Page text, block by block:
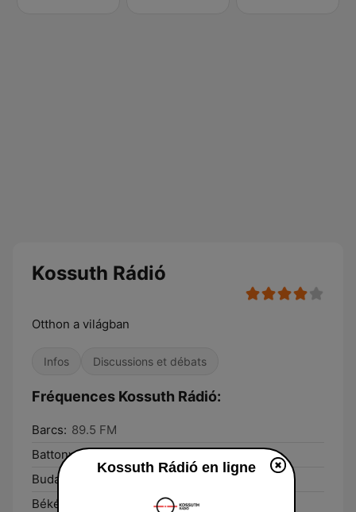
Kossuth Rádió
Otthon a világban
Infos Discussions et débats
Fréquences Kossuth Rádió:
Barcs: 89.5 FM
Battonya: 105.4 FM
Budapest:
Békéscsaba:
Kossuth Rádió en ligne